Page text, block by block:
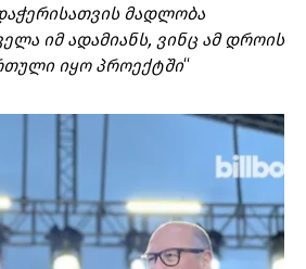
მადლობა
იმ ადამიანს, ვინც ამ დროის
იყო პროექტში“